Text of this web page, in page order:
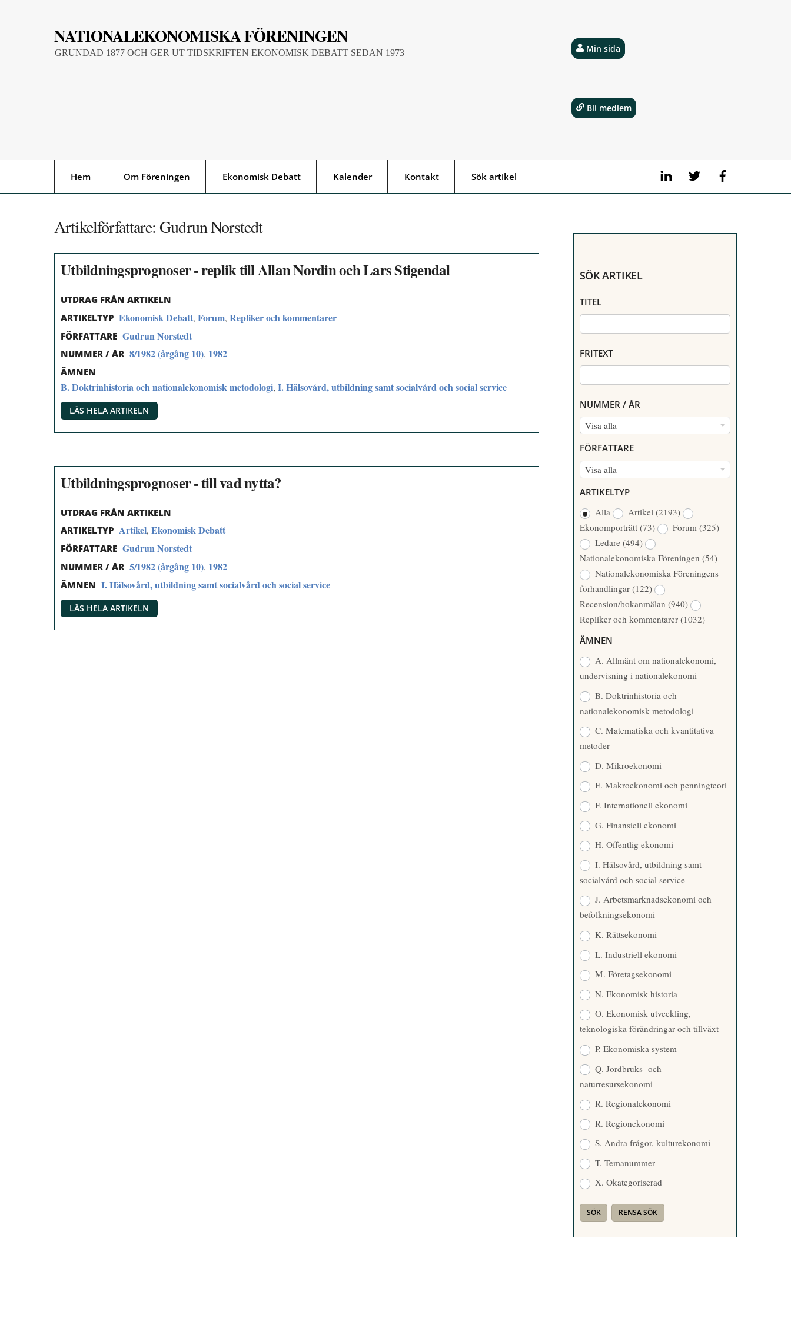
NATIONALEKONOMISKA FÖRENINGEN
GRUNDAD 1877 OCH GER UT TIDSKRIFTEN EKONOMISK DEBATT SEDAN 1973
LinkedIn Twitter
Hem Om Föreningen Ekonomisk Debatt Kalender Kontakt Sök artikel
Min sida
Bli medlem
Artikelförfattare: Gudrun Norstedt
Utbildningsprognoser - replik till Allan Nordin och Lars Stigendal
UTDRAG FRÅN ARTIKELN
ARTIKELTYP Ekonomisk Debatt, Forum, Repliker och kommentarer
FÖRFATTARE Gudrun Norstedt
NUMMER / ÅR 8/1982 (årgång 10), 1982
ÄMNEN
B. Doktrinhistoria och nationalekonomisk metodologi, I. Hälsovård, utbildning samt socialvård och social service
LÄS HELA ARTIKELN
Utbildningsprognoser - till vad nytta?
UTDRAG FRÅN ARTIKELN
ARTIKELTYP Artikel, Ekonomisk Debatt
FÖRFATTARE Gudrun Norstedt
NUMMER / ÅR 5/1982 (årgång 10), 1982
ÄMNEN I. Hälsovård, utbildning samt socialvård och social service
LÄS HELA ARTIKELN
SÖK ARTIKEL
TITEL
FRITEXT
NUMMER / ÅR
Visa alla
N
M
M
/
Å
R
FÖRFATTARE
Visa alla
R
F
A
T
T
A
R
E
ARTIKELTYP
Alla
Artikel (2193)
Ekonomporträtt (73) Forum (325)
Ledare (494)
Nationalekonomiska Föreningen (54)
Nationalekonomiska Föreningens
förhandlingar (122)
Recension/bokanmälan (940)
Repliker och kommentarer (1032)
ÄMNEN
A. Allmänt om nationalekonomi,
undervisning i nationalekonomi
B. Doktrinhistoria och
nationalekonomisk metodologi
C. Matematiska och kvantitativa
metoder
D. Mikroekonomi
E. Makroekonomi och penningteori
F. Internationell ekonomi
G. Finansiell ekonomi
H. Offentlig ekonomi
I. Hälsovård, utbildning samt
socialvård och social service
J. Arbetsmarknadsekonomi och
befolkningsekonomi
K. Rättsekonomi
L. Industriell ekonomi
M. Företagsekonomi
N. Ekonomisk historia
O. Ekonomisk utveckling,
teknologiska förändringar och tillväxt
P. Ekonomiska system
Q. Jordbruks- och
naturresursekonomi
R. Regionalekonomi
R. Regionekonomi
S. Andra frågor, kulturekonomi
T. Temanummer
X. Okategoriserad